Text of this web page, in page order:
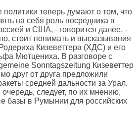
теперь думают о том, что
на себя роль посредника в
и США, - говорится далее. -
стоит понимать и высказывания
Кизеветтера (ХДС) и его
Мютцениха. В разговоре с
Sonntagszeitung Кизеветтер
друг от друга предложили
средней дальности за Урал.
следует, по их мнению,
базы в Румынии для российских